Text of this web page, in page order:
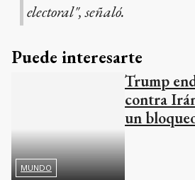
electoral", señaló.
Puede interesarte
MUNDO
Trump
contra
un